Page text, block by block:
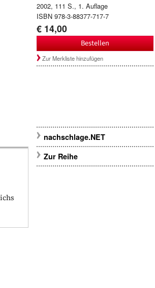
2002, 111 S., 1. Auflage
ISBN 978-3-88377-717-7
€ 14,00
Bestellen
Zur Merkliste hinzufügen
nachschlage.NET
Zur Reihe